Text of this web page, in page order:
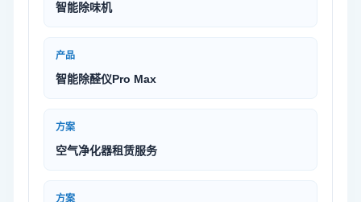
智能除味机
产品
智能除醛仪Pro Max
方案
空气净化器租赁服务
方案